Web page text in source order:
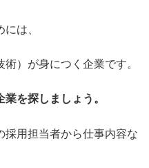
は、
）が身につく企業です。
を探しましょう。
採用担当者から仕事内容な